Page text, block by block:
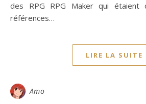
des RPG RPG Maker qui étaient
références…
LIRE LA SUITE
Amo